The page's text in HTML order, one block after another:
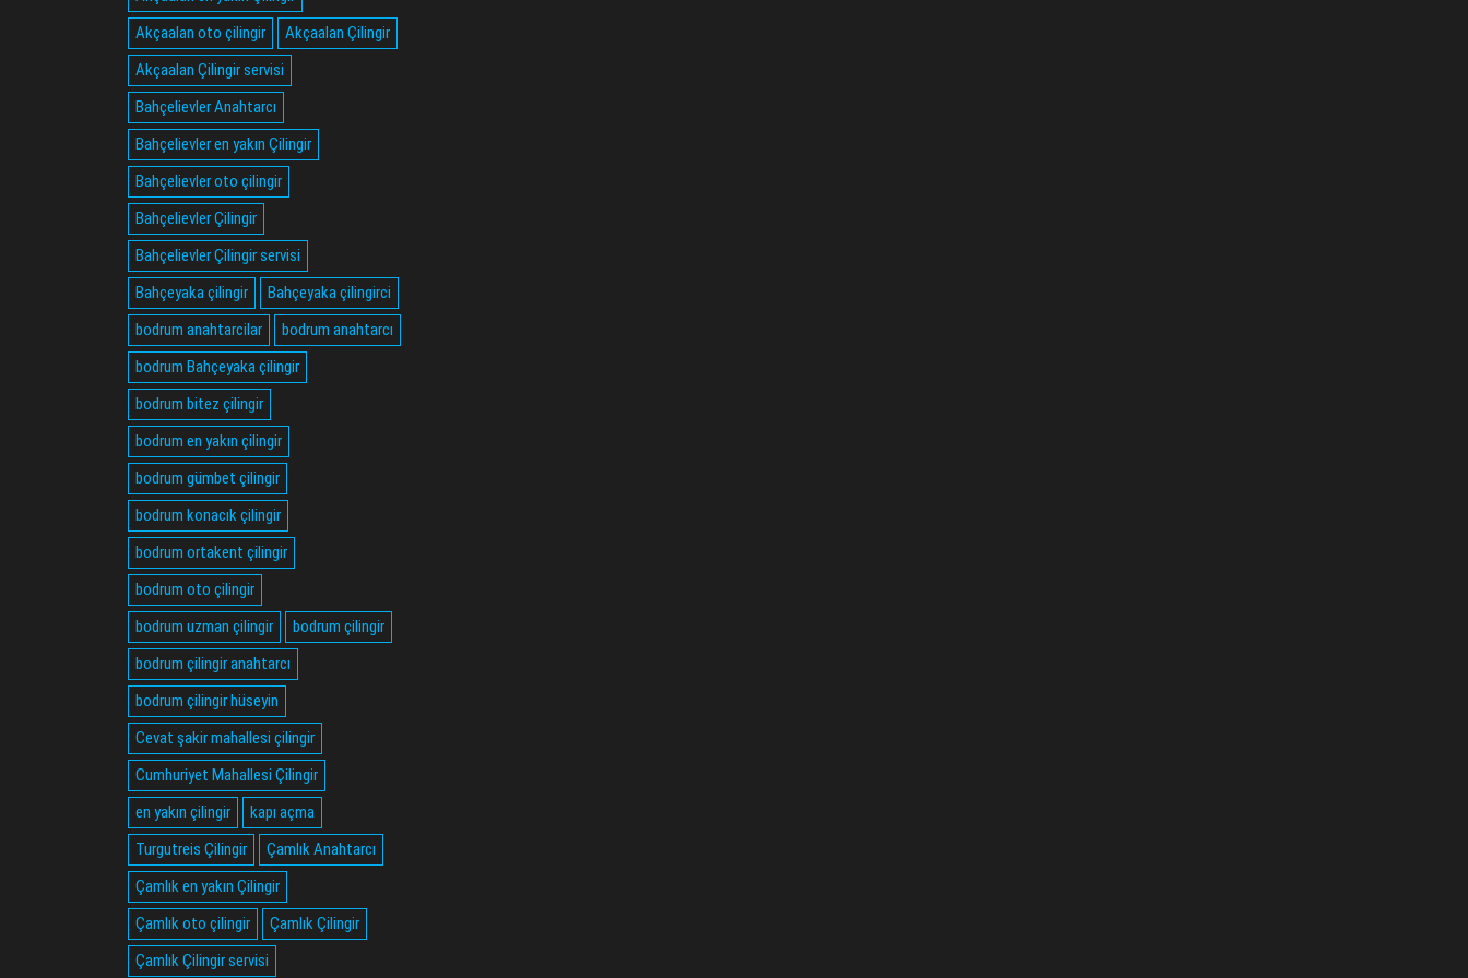
Akçaalan oto çilingir
Akçaalan Çilingir
Akçaalan Çilingir servisi
Bahçelievler Anahtarcı
Bahçelievler en yakın Çilingir
Bahçelievler oto çilingir
Bahçelievler Çilingir
Bahçelievler Çilingir servisi
Bahçeyaka çilingir
Bahçeyaka çilingirci
bodrum anahtarcilar
bodrum anahtarcı
bodrum Bahçeyaka çilingir
bodrum bitez çilingir
bodrum en yakın çilingir
bodrum gümbet çilingir
bodrum konacık çilingir
bodrum ortakent çilingir
bodrum oto çilingir
bodrum uzman çilingir
bodrum çilingir
bodrum çilingir anahtarcı
bodrum çilingir hüseyin
Cevat şakir mahallesi çilingir
Cumhuriyet Mahallesi Çilingir
en yakın çilingir
kapı açma
Turgutreis Çilingir
Çamlık Anahtarcı
Çamlık en yakın Çilingir
Çamlık oto çilingir
Çamlık Çilingir
Çamlık Çilingir servisi